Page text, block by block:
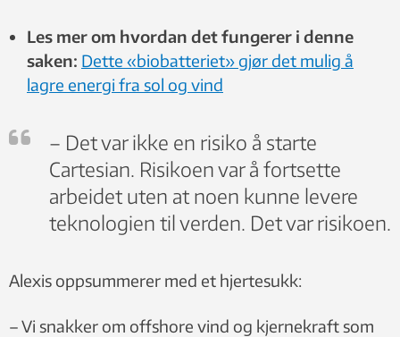
Les mer om hvordan det fungerer i denne
saken: Dette «biobatteriet» gjør det mulig å
lagre energi fra sol og vind
– Det var ikke en risiko å starte
Cartesian. Risikoen var å fortsette
arbeidet uten at noen kunne levere
teknologien til verden. Det var risikoen.
Alexis oppsummerer med et hjertesukk:
– Vi snakker om offshore vind og kjernekraft som